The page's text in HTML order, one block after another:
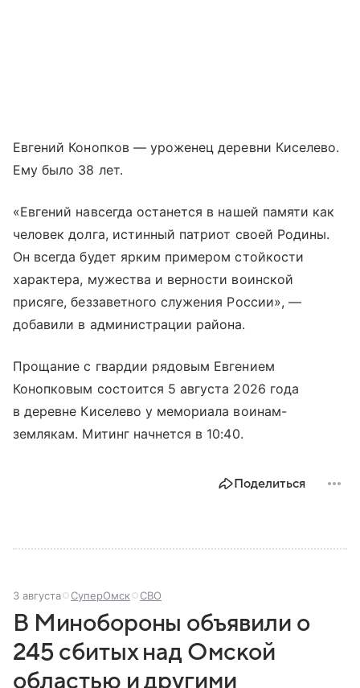
Евгений Конопков — уроженец деревни Киселево.
Ему было 38 лет.
«Евгений навсегда останется в нашей памяти как
человек долга, истинный патриот своей Родины.
Он всегда будет ярким примером стойкости
характера, мужества и верности воинской
присяге, беззаветного служения России», —
добавили в администрации района.
Прощание с гвардии рядовым Евгением
Конопковым состоится 5 августа 2026 года
в деревне Киселево у мемориала воинам-
землякам. Митинг начнется в 10:40.
Поделиться
3 августа СуперОмск СВО
В Минобороны объявили о
245 сбитых над Омской
областью и другими